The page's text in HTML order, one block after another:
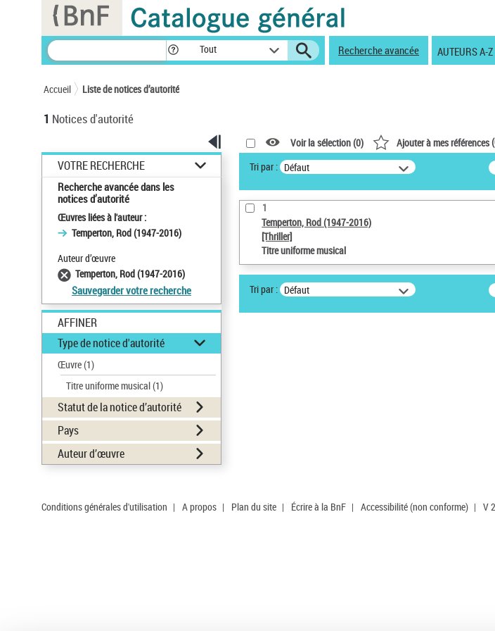
Tout Recherche avancée AUTEURS A-Z
Accueil Liste de notices d’autorité
1 Notices d'autorité
VOTRE RECHERCHE
Recherche avancée dans les
notices d’autorité
Œuvres liées à l'auteur :
Temperton, Rod (1947-2016)
Auteur d’œuvre
Temperton, Rod (1947-2016)
Sauvegarder votre recherche
AFFINER
Type de notice d'autorité
Œuvre(1)
Titre uniforme musical(1)
Statut de la notice d’autorité
Pays
Auteur d’œuvre
Voir la sélection (0) Ajouter à mes références(
Tri par : Défaut
1
Temperton, Rod (1947-2016)
[Thriller]
Titre uniforme musical
Tri par : Défaut
Conditions générales d'utilisation | A propos | Plan du site | Écrire à la BnF | Accessibilité (non conforme) | V
Panneau de gestion des cookies